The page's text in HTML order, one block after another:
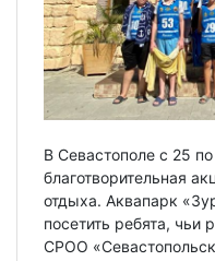
В Севастополе с 25
благотворительная
отдыха. Аквапарк
посетить ребята, чьи
СРОО